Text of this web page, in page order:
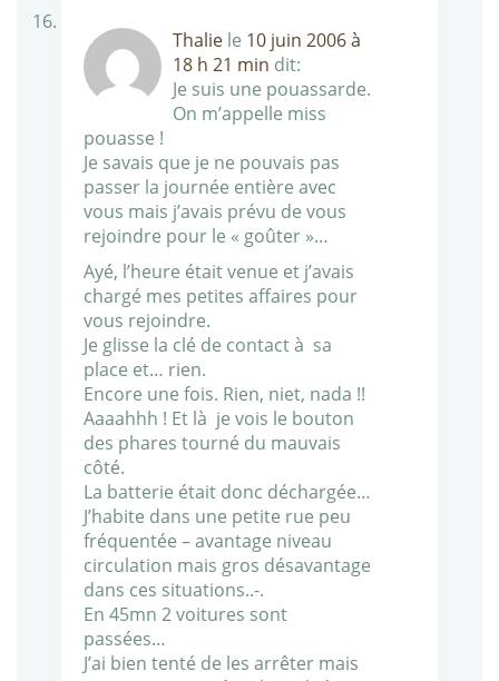
Thalie le 10 juin 2006 à
18 h 21 min dit:
Je suis une pouassarde.
On m’appelle miss
pouasse !
Je savais que je ne pouvais pas
passer la journée entière avec
vous mais j’avais prévu de vous
rejoindre pour le « goûter »…
Ayé, l’heure était venue et j’avais
chargé mes petites affaires pour
vous rejoindre.
Je glisse la clé de contact à sa
place et… rien.
Encore une fois. Rien, niet, nada !!
Aaaahhh ! Et là je vois le bouton
des phares tourné du mauvais
côté.
La batterie était donc déchargée…
J’habite dans une petite rue peu
fréquentée – avantage niveau
circulation mais gros désavantage
dans ces situations..-.
En 45mn 2 voitures sont
passées…
J’ai bien tenté de les arrêter mais